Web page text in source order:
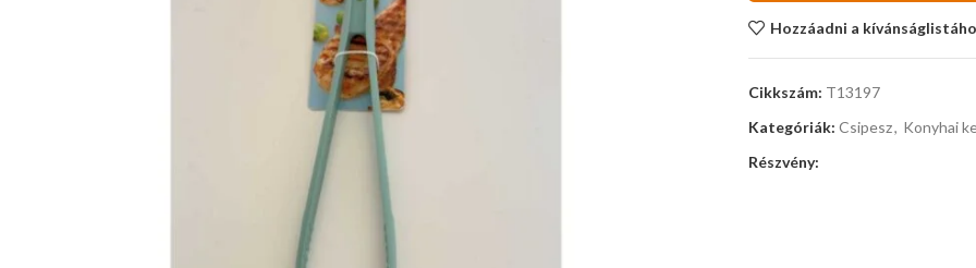
Hozzáadni a
Cikkszám: T13197
Kategóriák: Csipesz, Konyhai
Részvény: